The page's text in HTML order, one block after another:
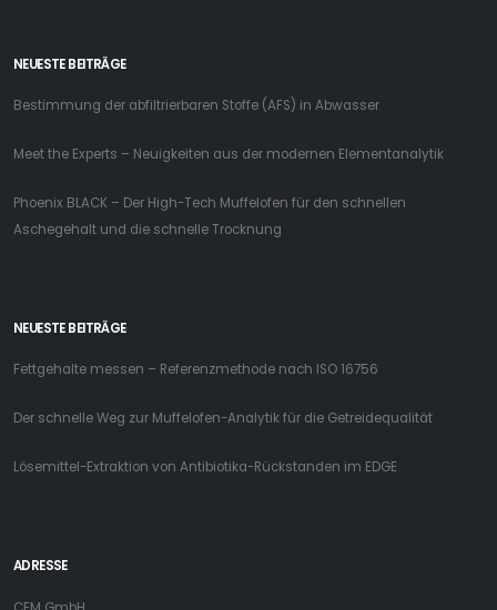
NEUESTE BEITRÄGE
Bestimmung der abfiltrierbaren Stoffe (AFS) in Abwasser
Meet the Experts – Neuigkeiten aus der modernen Elementanalytik
Phoenix BLACK – Der High-Tech Muffelofen für den schnellen
Aschegehalt und die schnelle Trocknung
NEUESTE BEITRÄGE
Fettgehalte messen – Referenzmethode nach ISO 16756
Der schnelle Weg zur Muffelofen-Analytik für die Getreidequalität
Lösemittel-Extraktion von Antibiotika-Rückstanden im EDGE
ADRESSE